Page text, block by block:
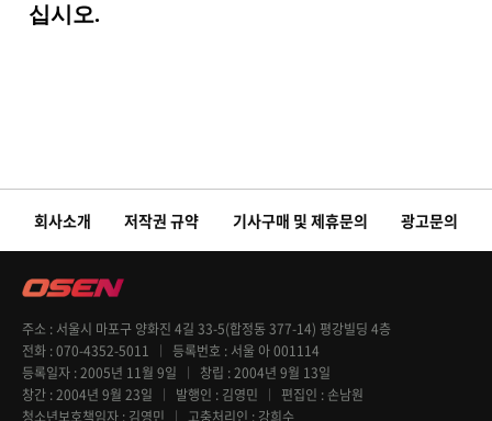
회사소개 저작권 규약 기사구매 및 제휴문의 광고문의
주소
서울시 마포구 양화진 4길 33-5(합정동 377-14) 평강빌딩 4층
전화 070-4352-5011 등록번호
서울 아 001114
등록일자 2005년 11월 9일 창립 2004년 9월 13일
창간 2004년 9월 23일 발행인 김영민 편집인
손남원
청소년보호책임자 김영민 고충처리인 강희수